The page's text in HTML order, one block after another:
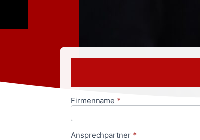
Anfrageformular
Firmenname *
Ansprechpartner *